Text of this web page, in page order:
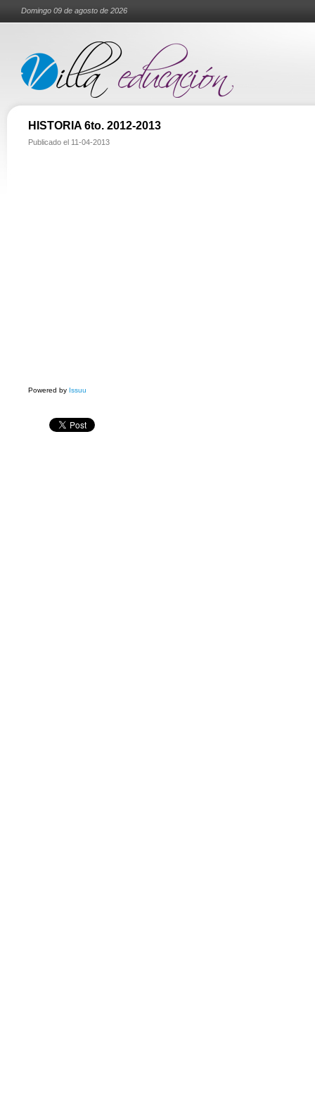
Domingo 09 de agosto de 2026
HISTORIA 6to. 2012-2013
Publicado el 11-04-2013
Powered by Issuu